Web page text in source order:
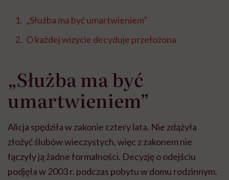
„Służba ma być umartwieniem”
O każdej wizycie decyduje przełożona
„Służba ma być
umartwieniem”
Alicja spędziła w zakonie cztery lata. Nie zdążyła
złożyć ślubów wieczystych, więc z zakonem nie
łączyły ją żadne formalności. Decyzję o odejściu
podjęła w 2003 r. podczas pobytu w domu rodzinnym.